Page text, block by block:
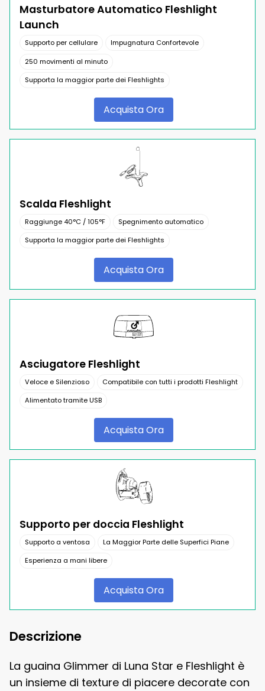
Masturbatore Automatico Fleshlight
Launch
Supporto per cellulare
Impugnatura Confortevole
250 movimenti al minuto
Supporta la maggior parte dei Fleshlights
Acquista Ora
Scalda Fleshlight
Raggiunge 40°C / 105°F
Spegnimento automatico
Supporta la maggior parte dei Fleshlights
Acquista Ora
Asciugatore Fleshlight
Veloce e Silenzioso
Compatibile con tutti i prodotti Fleshlight
Alimentato tramite USB
Acquista Ora
Supporto per doccia Fleshlight
Supporto a ventosa
La Maggior Parte delle Superfici Piane
Esperienza a mani libere
Acquista Ora
Descrizione
La guaina Glimmer di Luna Star e Fleshlight è
un insieme di texture di piacere decorate con